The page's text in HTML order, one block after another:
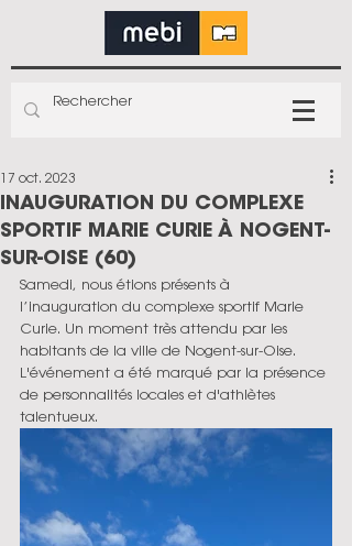
INAUGURATION DU COMPLEXE
SPORTIF MARIE CURIE À NOGENT-
SUR-OISE (60)
17 oct. 2023
Samedi, nous étions présents à
l’inauguration du complexe sportif Marie
Curie. Un moment très attendu par les
habitants de la ville de Nogent-sur-Oise.
L'événement a été marqué par la présence
de personnalités locales et d'athlètes
talentueux.